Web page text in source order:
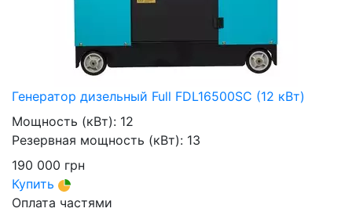
Генератор дизельный Full FDL16500SC (12 кВт)
Мощность (кВт): 12
Резервная мощность (кВт): 13
190 000 грн
Купить
Оплата частями